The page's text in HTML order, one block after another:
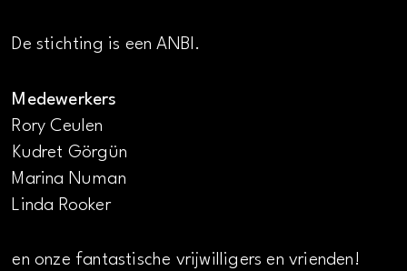
De stichting is een ANBI.
Medewerkers
Rory Ceulen
Kudret Görgün
Marina Numan
Linda Rooker
en onze fantastische vrijwilligers en vrienden!